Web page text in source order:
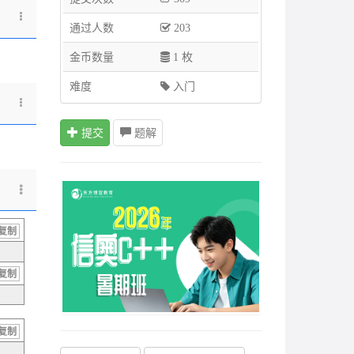
制
制
制
通过人数 203
金币数量 1 枚
难度 入门
提交 题解